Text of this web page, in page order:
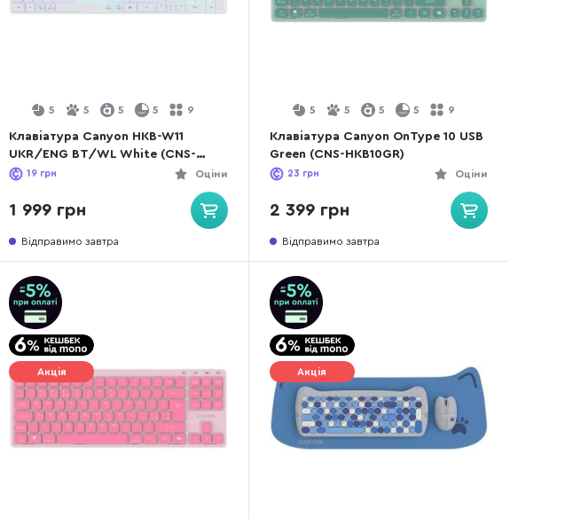
5 5 5 5 9
Клавіатура Canyon HKB-W11
UKR/ENG BT/WL White (CNS-
HBTK11W)
Оціни
19 грн
1 999 грн
Відправимо завтра
5 5 5 5 9
Клавіатура Canyon OnType 10 USB
Green (CNS-HKB10GR)
Оціни
23 грн
2 399 грн
Відправимо завтра
Акція Акція